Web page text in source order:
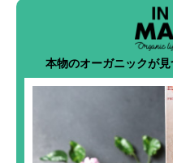
本物のオーガニックが